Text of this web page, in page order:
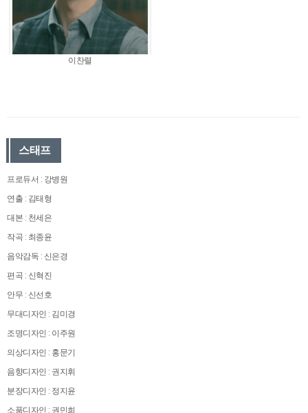
이찬렬
스태프
프로듀서 : 강병원
연출 : 김태형
대본 : 천세은
작곡 : 최종윤
음악감독 : 신은경
편곡 : 신혁진
안무 : 신선호
무대디자인 : 김미경
조명디자인 : 이주원
의상디자인 : 홍문기
음향디자인 : 권지휘
분장디자인 : 정지윤
소품디자인 : 권민희